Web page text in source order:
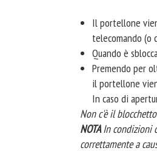
Il portellone
telecomando
Quando è
Premendo per
il portellone
In caso di
Non c'è il
NOTAIn condizioni
correttamente a